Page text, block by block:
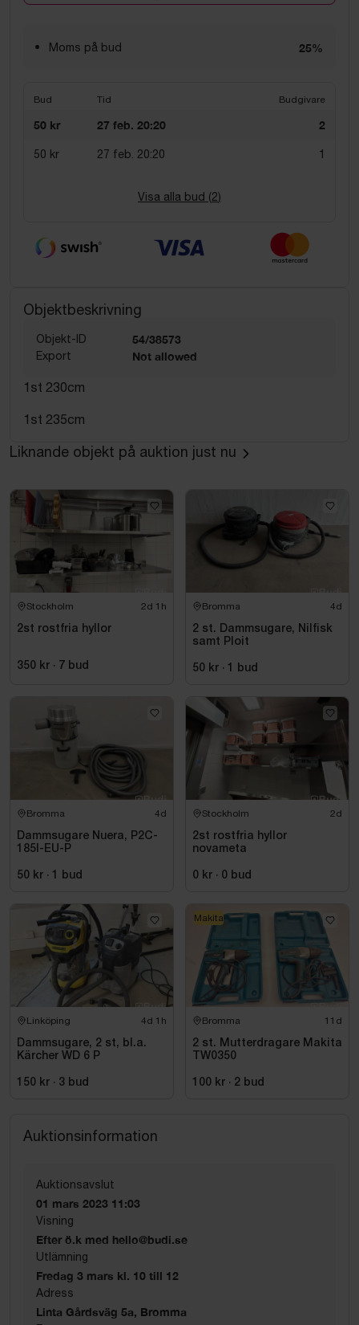
Moms på bud 25%
Bud Tid Budgivare
50 kr 27 feb. 20:20 2
50 kr 27 feb. 20:20 1
Visa alla bud (2)
Objektbeskrivning
Objekt-ID 54/38573
Export Not allowed
1st 230cm
1st 235cm
Liknande objekt på auktion just nu
Stockholm 2d 1h
2st rostfria hyllor
350 kr · 7 bud
Bromma 4d
2 st. Dammsugare, Nilfisk
samt Ploit
50 kr · 1 bud
Bromma 4d
Dammsugare Nuera, P2C-
185I-EU-P
50 kr · 1 bud
Stockholm 2d
2st rostfria hyllor
novameta
0 kr · 0 bud
Linköping 4d 1h
Dammsugare, 2 st, bl.a.
Kärcher WD 6 P
150 kr · 3 bud
Bromma 11d
2 st. Mutterdragare Makita
TW0350
100 kr · 2 bud
Makita
Auktionsinformation
Auktionsavslut
01 mars 2023 11:03
Visning
Efter ö.k med hello@budi.se
Utlämning
Fredag 3 mars kl. 10 till 12
Adress
Linta Gårdsväg 5a, Bromma